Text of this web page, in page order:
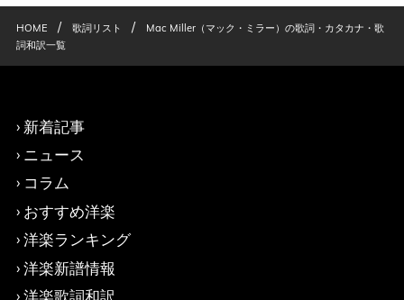
HOME / 歌詞リスト /
Mac Miller（マック・ミラー）の歌詞・カタカナ・歌
詞和訳一覧
新着記事
ニュース
コラム
おすすめ洋楽
洋楽ランキング
洋楽新譜情報
洋楽歌詞和訳